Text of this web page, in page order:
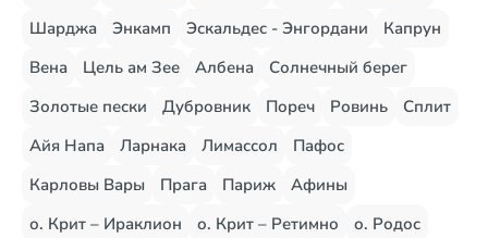
Шарджа
Энкамп Эскальдес - Энгордани
Капрун
Вена
Цель ам Зее Албена
Солнечный берег
Золотые пески
Дубровник Пореч Ровинь
Сплит
Айя Напа
Ларнака Лимассол
Пафос
Карловы Вары
Прага Париж
Афины
о. Крит – Ираклион
о. Крит – Ретимно
о. Родос